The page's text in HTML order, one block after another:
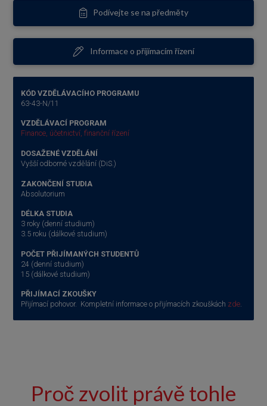
Podívejte se na předměty
Informace o přijímacím řízení
KÓD VZDĚLÁVACÍHO PROGRAMU
63-43-N/11
VZDĚLÁVACÍ PROGRAM
Finance, účetnictví, finanční řízení
DOSAŽENÉ VZDĚLÁNÍ
Vyšší odborné vzdělání (DiS.)
ZAKONČENÍ STUDIA
Absolutorium
DÉLKA STUDIA
3 roky (denní studium)
3.5 roku (dálkové studium)
POČET PŘIJÍMANÝCH STUDENTŮ
24 (denní studium)
15 (dálkové studium)
PŘIJÍMACÍ ZKOUŠKY
Přijímací pohovor. Kompletní informace o přijímacích zkouškách zde.
Proč zvolit právě tohle